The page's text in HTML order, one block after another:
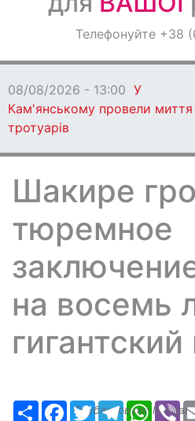
ОголошенняТелефонуйте +38
08/08/2026 - 13:00 У
Кам'янському провели миття
тротуарів
Шакире
тюремное
на восемь
РесурсFacebook
TwitterTelegram
Опубликовано